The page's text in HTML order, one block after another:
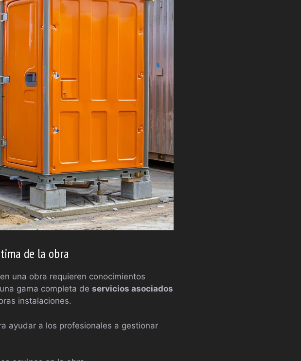
de la obra
una obra requieren conocimientos
gama completa de servicios asociados
instalaciones.
ayudar a los profesionales a gestionar